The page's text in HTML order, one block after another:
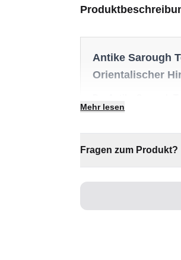
Antike Sarough
Orientalischer
elegantes Statement.
✔ Sorgt für Wärme
✔ Vielseitiger Stil für
✔ Passt zu
Mehr lesen
Fragen zum Produkt?